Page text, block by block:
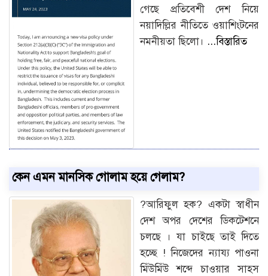
গেছে প্রতিবেশী দেশ নিয়ে
নয়াদিল্লির নীতিতে ওয়াশিংটনের
নমনীয়তা ছিলো। ...বিস্তারিত
কেন এমন মানসিক গোলাম হয়ে গেলাম?
?আরিফুল হক? একটা স্বাধীন
দেশ অপর দেশের ডিকটেশনে
চলছে । যা চাইছে তাই দিতে
হচ্ছে ! নিজেদের ন্যায্য পাওনা
মিঁউমিঁউ শব্দে চাওয়ার সাহস